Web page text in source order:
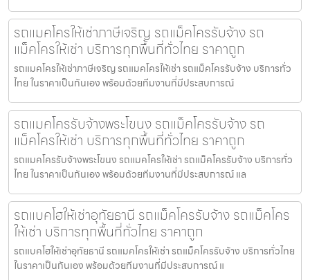
รถแมคโครให้เช่าภาษีเจริญ รถแม็คโครรับจ้าง รถ
แม็คโครให้เช่า บริการทุกพื้นที่ทั่วไทย ราคาถูก
รถแมคโครให้เช่าภาษีเจริญ รถแมคโครให้เช่า รถแม็คโครรับจ้าง บริการทั่ว
ไทย ในราคาเป็นกันเอง พร้อมด้วยทีมงานที่มีประสบการณ์
รถแมคโครรับจ้างพระโขนง รถแม็คโครรับจ้าง รถ
แม็คโครให้เช่า บริการทุกพื้นที่ทั่วไทย ราคาถูก
รถแมคโครรับจ้างพระโขนง รถแมคโครให้เช่า รถแม็คโครรับจ้าง บริการทั่ว
ไทย ในราคาเป็นกันเอง พร้อมด้วยทีมงานที่มีประสบการณ์ แล
รถแบคโฮให้เช่าอุทัยธานี รถแม็คโครรับจ้าง รถแม็คโคร
ให้เช่า บริการทุกพื้นที่ทั่วไทย ราคาถูก
รถแบคโฮให้เช่าอุทัยธานี รถแมคโครให้เช่า รถแม็คโครรับจ้าง บริการทั่วไทย
ในราคาเป็นกันเอง พร้อมด้วยทีมงานที่มีประสบการณ์ แ